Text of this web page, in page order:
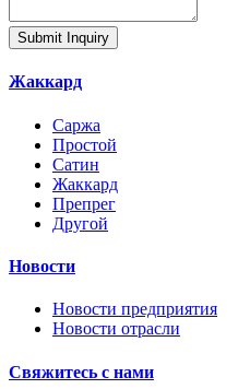
Submit Inquiry
Жаккард
Саржа
Простой
Сатин
Жаккард
Препрег
Другой
Новости
Новости предприятия
Новости отрасли
Свяжитесь с нами